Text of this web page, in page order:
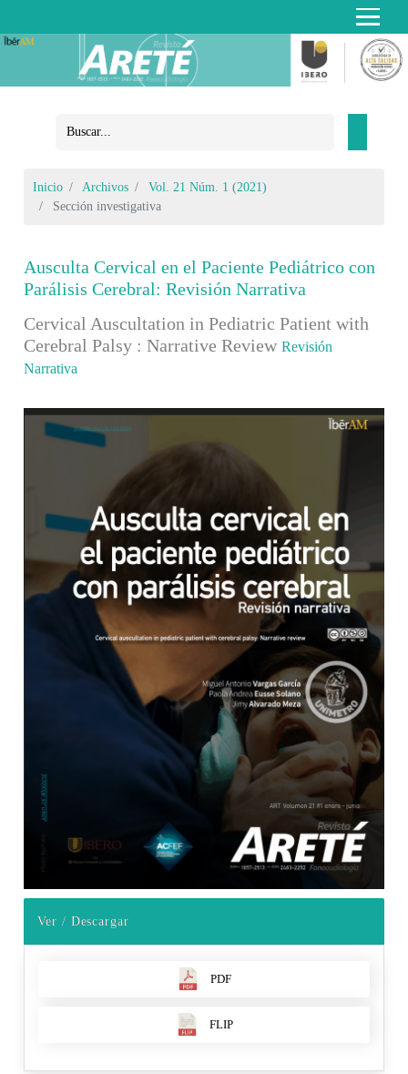
Inicio Archivos
Vol. 21 Núm. 1 (2021)
Sección investigativa
Ausculta Cervical en el Paciente Pediátrico con
Parálisis Cerebral: Revisión Narrativa
Cervical Auscultation in Pediatric Patient with
Cerebral Palsy : Narrative ReviewRevisión
Narrativa
Barra lateral del artículo
Ver / Descargar
PDF
FLIP